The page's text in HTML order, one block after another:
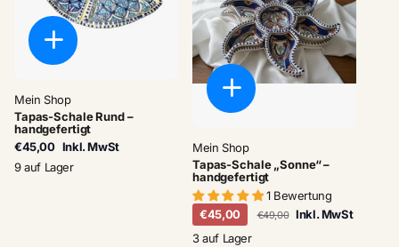
Mein Shop
Tapas-Schale Rund –
handgefertigt
€45,00 Inkl. MwSt
9 auf Lager
Mein Shop
Tapas-Schale „Sonne“ –
handgefertigt
1 Bewertung
€45,00
€49,00 Inkl. MwSt
3 auf Lager